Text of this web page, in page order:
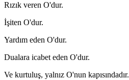
Rızık veren O'dur.
İşiten O'dur.
Yardım eden O'dur.
Dualara icabet eden O'dur.
Ve kurtuluş, yalnız O'nun kapısındadır.